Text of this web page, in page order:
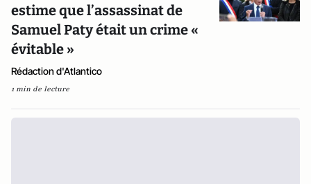
estime que l’assassinat de
Samuel Paty était un crime «
évitable »
Rédaction d'Atlantico
1 min de lecture